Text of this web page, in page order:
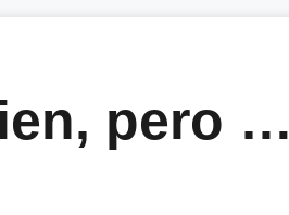
pero …